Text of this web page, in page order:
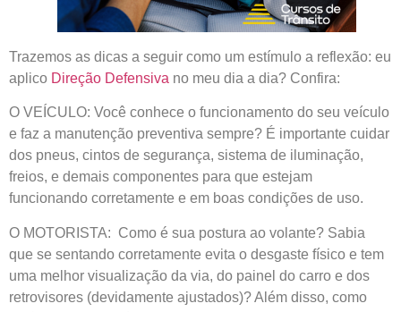
Trazemos as dicas a seguir como um estímulo a reflexão: eu
aplico Direção Defensiva no meu dia a dia? Confira:
O VEÍCULO: Você conhece o funcionamento do seu veículo
e faz a manutenção preventiva sempre? É importante cuidar
dos pneus, cintos de segurança, sistema de iluminação,
freios, e demais componentes para que estejam
funcionando corretamente e em boas condições de uso.
O MOTORISTA: Como é sua postura ao volante? Sabia
que se sentando corretamente evita o desgaste físico e tem
uma melhor visualização da via, do painel do carro e dos
retrovisores (devidamente ajustados)? Além disso, como